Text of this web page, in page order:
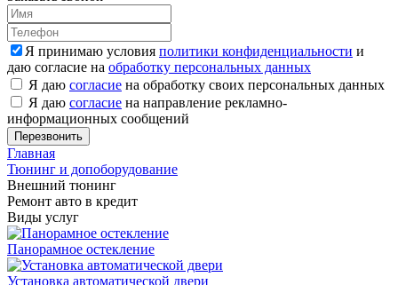
Я принимаю условия политики конфиденциальности и
даю согласие на обработку персональных данных
Я даю согласие на обработку своих персональных данных
Я даю согласие на направление рекламно-
информационных сообщений
Главная
Тюнинг и допоборудование
Внешний тюнинг
Ремонт авто в кредит
Виды услуг
Панорамное остекление
Установка автоматической двери